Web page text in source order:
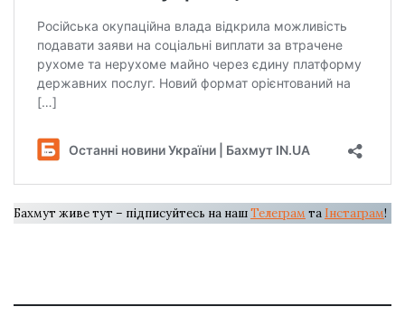
Бахмут живе тут – підписуйтесь на нашТелеграм та Інстаграм!